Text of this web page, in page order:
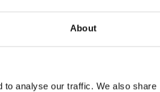
About
to analyse our traffic. We also share